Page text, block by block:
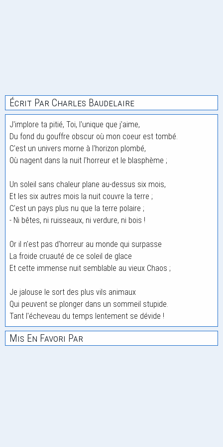
Écrit Par Charles Baudelaire
J'implore ta pitié, Toi, l'unique que j'aime,
Du fond du gouffre obscur où mon coeur est tombé.
C'est un univers morne à l'horizon plombé,
Où nagent dans la nuit l'horreur et le blasphème ;
Un soleil sans chaleur plane au-dessus six mois,
Et les six autres mois la nuit couvre la terre ;
C'est un pays plus nu que la terre polaire ;
- Ni bêtes, ni ruisseaux, ni verdure, ni bois !
Or il n'est pas d'horreur au monde qui surpasse
La froide cruauté de ce soleil de glace
Et cette immense nuit semblable au vieux Chaos ;
Je jalouse le sort des plus vils animaux
Qui peuvent se plonger dans un sommeil stupide.
Tant l'écheveau du temps lentement se dévide !
Mis En Favori Par